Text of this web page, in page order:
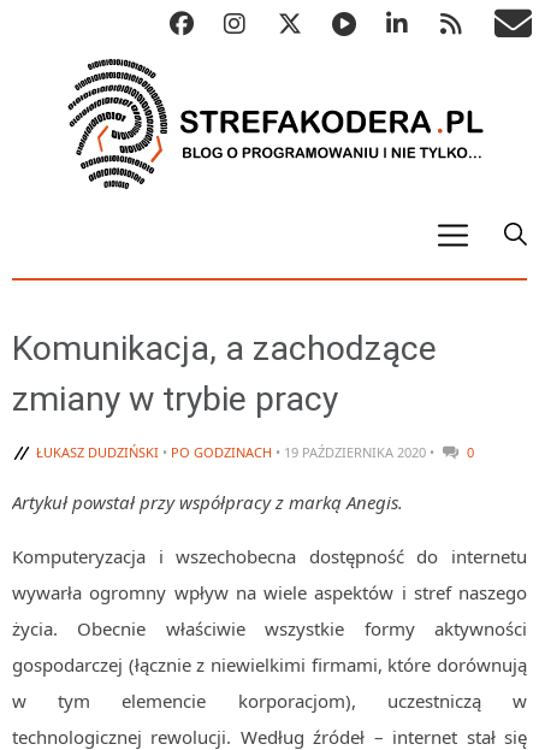
ALGO
Abstrakcyjne struktury danych
Metody numeryczne
Algorytmy sortowania
Algorytmy wyszukiwania
C++
Elementarz Java
Komunikacja, a zachodzące
zmiany w trybie pracy
ŁUKASZ DUDZIŃSKI • PO GODZINACH • 19 PAŹDZIERNIKA 2020 • 0
Artykuł powstał przy współpracy z marką Anegis.
Komputeryzacja i wszechobecna dostępność do internetu
wywarła ogromny wpływ na wiele aspektów i stref naszego
życia. Obecnie właściwie wszystkie formy aktywności
gospodarczej (łącznie z niewielkimi firmami, które dorównują
w tym elemencie korporacjom), uczestniczą w
technologicznej rewolucji. Według źródeł – internet stał się